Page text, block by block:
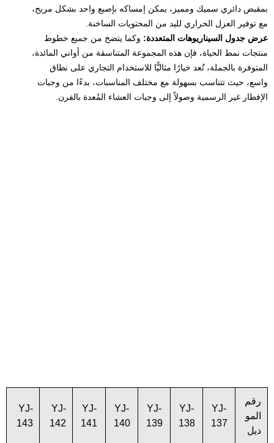
بمقبض دائري سميك ومميز، يمكن إمساكه بإصبع واحد بشكل مريح،
مع توفير العزل الحراري لليد من المحتويات الساخنة.
عرض جدول السيناريوهات المتعددة: وكما يتضح من جميع خطوط
منتجات نمط الحياة، فإن هذه المجموعة المتناسقة من أواني المائدة،
المتوفرة بالجملة، تُعد خيارًا مثاليًّا للاستخدام التجاري على نطاق
واسع، حيث تتناسب بسهولة مع مختلف المناسبات، بدءًا من وجبات
الإفطار غير الرسمية وصولاً إلى وجبات العشاء المُعدة بالفرن.
رقم
المو
ديل
YJ-
137
YJ-
138
YJ-
139
YJ-
140
YJ-
141
YJ-
142
YJ-
143